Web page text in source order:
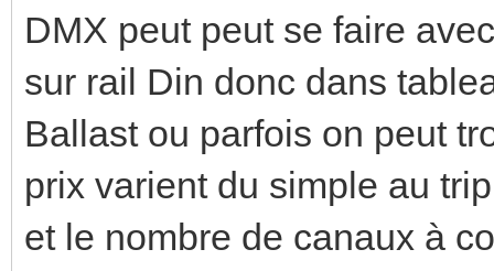
DMX peut peut se faire
sur rail Din donc dans
Ballast ou parfois on peut
prix varient du simple au
et le nombre de canaux à